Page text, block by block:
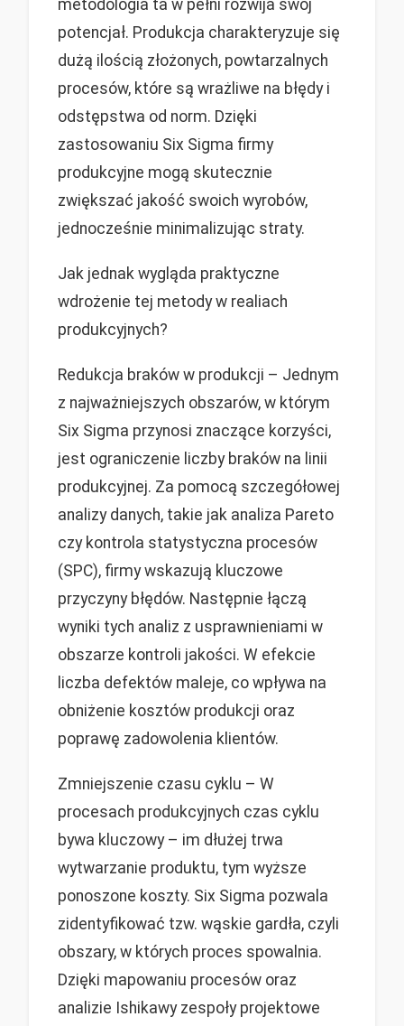
metodologia ta w pełni rozwija swój
potencjał. Produkcja charakteryzuje się
dużą ilością złożonych, powtarzalnych
procesów, które są wrażliwe na błędy i
odstępstwa od norm. Dzięki
zastosowaniu Six Sigma firmy
produkcyjne mogą skutecznie
zwiększać jakość swoich wyrobów,
jednocześnie minimalizując straty.
Jak jednak wygląda praktyczne
wdrożenie tej metody w realiach
produkcyjnych?
Redukcja braków w produkcji – Jednym
z najważniejszych obszarów, w którym
Six Sigma przynosi znaczące korzyści,
jest ograniczenie liczby braków na linii
produkcyjnej. Za pomocą szczegółowej
analizy danych, takie jak analiza Pareto
czy kontrola statystyczna procesów
(SPC), firmy wskazują kluczowe
przyczyny błędów. Następnie łączą
wyniki tych analiz z usprawnieniami w
obszarze kontroli jakości. W efekcie
liczba defektów maleje, co wpływa na
obniżenie kosztów produkcji oraz
poprawę zadowolenia klientów.
Zmniejszenie czasu cyklu – W
procesach produkcyjnych czas cyklu
bywa kluczowy – im dłużej trwa
wytwarzanie produktu, tym wyższe
ponoszone koszty. Six Sigma pozwala
zidentyfikować tzw. wąskie gardła, czyli
obszary, w których proces spowalnia.
Dzięki mapowaniu procesów oraz
analizie Ishikawy zespoły projektowe